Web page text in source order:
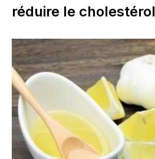
réduire le cholestérol